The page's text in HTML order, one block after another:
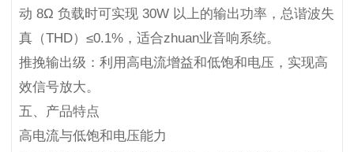
动 8Ω 负载时可实现 30W 以上的输出功率，总谐波失
真（THD）≤0.1%，适合zhuan业音响系统。
推挽输出级：利用高电流增益和低饱和电压，实现高
效信号放大。
五、产品特点
高电流与低饱和电压能力